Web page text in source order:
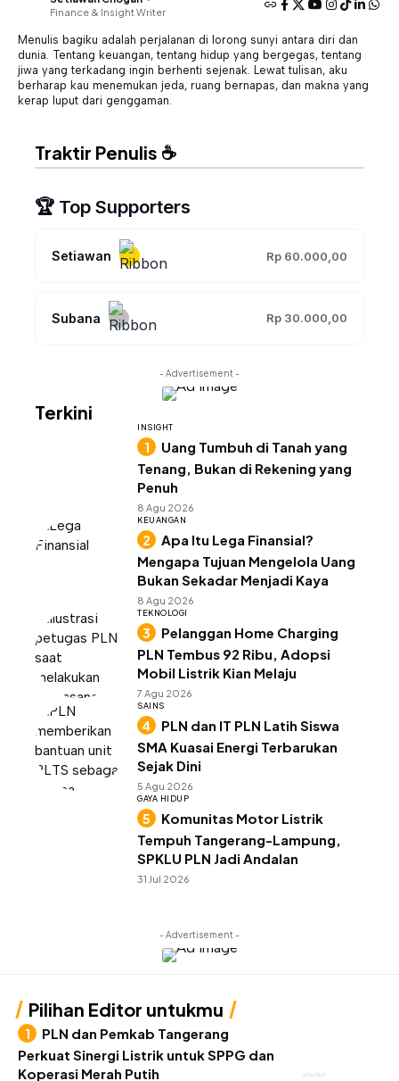
Finance & Insight Writer
Menulis bagiku adalah perjalanan di lorong sunyi antara diri dan
dunia. Tentang keuangan, tentang hidup yang bergegas, tentang
jiwa yang terkadang ingin berhenti sejenak. Lewat tulisan, aku
berharap kau menemukan jeda, ruang bernapas, dan makna yang
kerap luput dari genggaman.
Traktir Penulis ☕
🏆 Top Supporters
Setiawan Rp 60.000,00
Subana Rp 30.000,00
- Advertisement -
Terkini
INSIGHT
Uang Tumbuh di Tanah yang
Tenang, Bukan di Rekening yang
Penuh
8 Agu 2026
KEUANGAN
Apa Itu Lega Finansial?
Mengapa Tujuan Mengelola Uang
Bukan Sekadar Menjadi Kaya
8 Agu 2026
TEKNOLOGI
Pelanggan Home Charging
PLN Tembus 92 Ribu, Adopsi
Mobil Listrik Kian Melaju
7 Agu 2026
SAINS
PLN dan IT PLN Latih Siswa
SMA Kuasai Energi Terbarukan
Sejak Dini
5 Agu 2026
GAYA HIDUP
Komunitas Motor Listrik
Tempuh Tangerang-Lampung,
SPKLU PLN Jadi Andalan
31 Jul 2026
- Advertisement -
Pilihan Editor untukmu
UTILITAS
PLN dan Pemkab Tangerang
Perkuat Sinergi Listrik untuk SPPG dan
Koperasi Merah Putih